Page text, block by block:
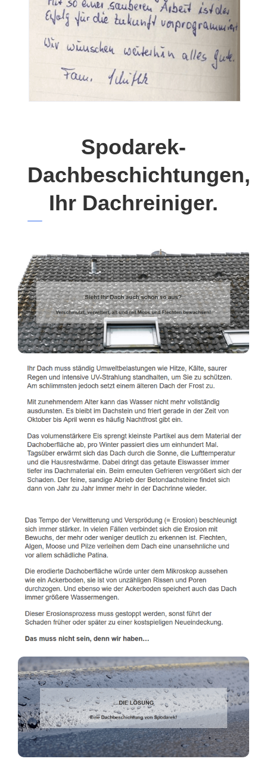
Spodarek-
Dachbeschichtungen,
Ihr Dachreiniger.